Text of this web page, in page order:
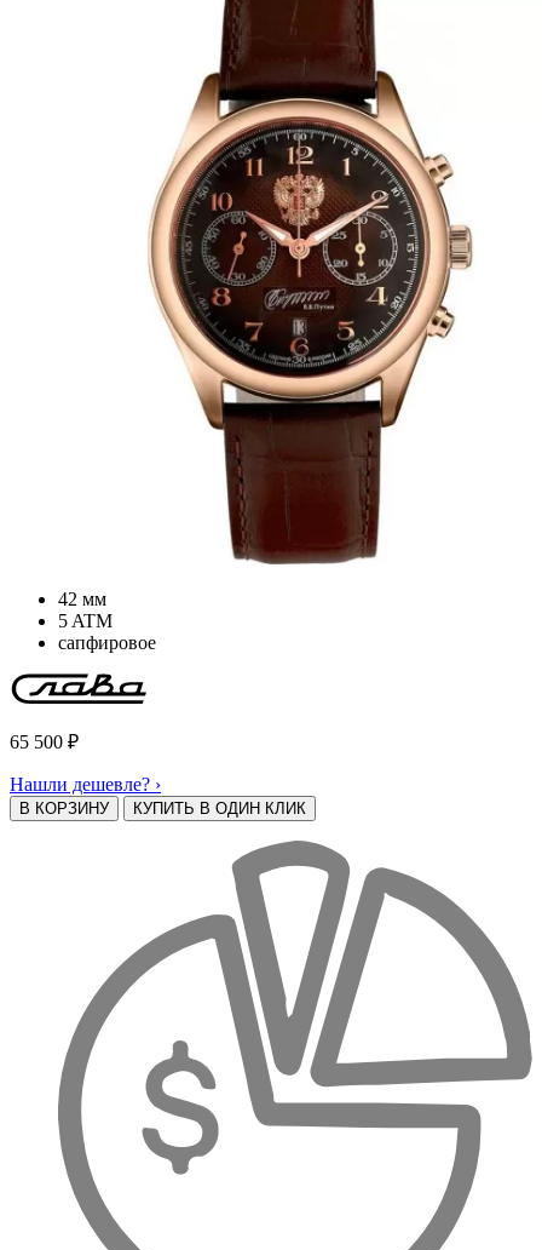
42 мм
5 ATM
сапфировое
65 500 ₽
Нашли дешевле? ›
В КОРЗИНУ КУПИТЬ В ОДИН КЛИК